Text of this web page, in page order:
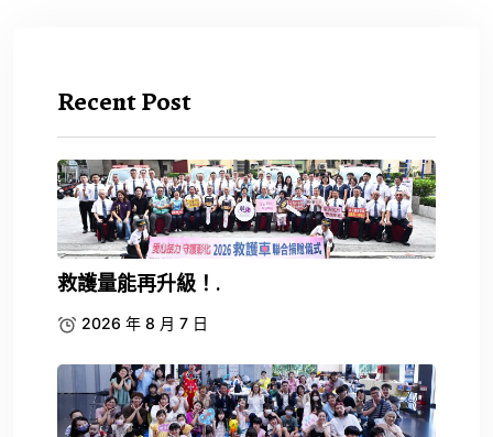
Recent Post
救護量能再升級！.
2026 年 8 月 7 日